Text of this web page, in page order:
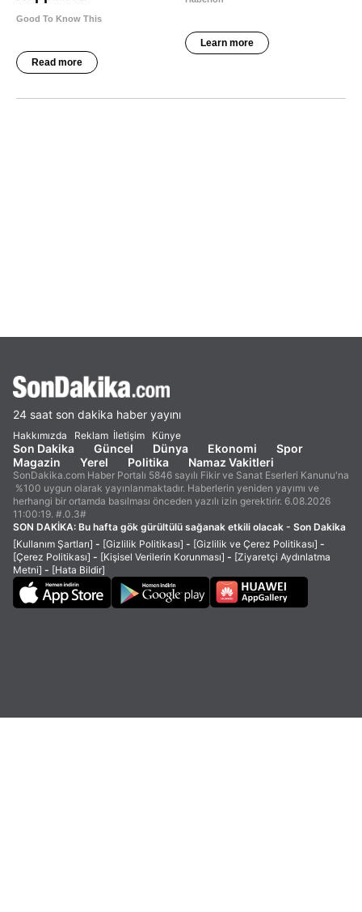
24 saat son dakika haber yayını
Hakkımızda Reklam İletişim Künye
Son Dakika Güncel Dünya Ekonomi
Spor
Magazin
Yerel Politika Namaz Vakitleri
SonDakika.com Haber Portalı 5846 sayılı Fikir ve Sanat Eserleri Kanunu'na
%100 uygun olarak yayınlanmaktadır. Haberlerin yeniden yayımı ve
herhangi bir ortamda basılması önceden yazılı izin gerektirir. 6.08.2026
11:00:19. #.0.3#
SON DAKİKA: Bu hafta gök gürültülü sağanak etkili olacak - Son Dakika
[Kullanım Şartları] - [Gizlilik Politikası] - [Gizlilik ve Çerez Politikası] -
[Çerez Politikası] - [Kişisel Verilerin Korunması] - [Ziyaretçi Aydınlatma
Metni] - [Hata Bildir]